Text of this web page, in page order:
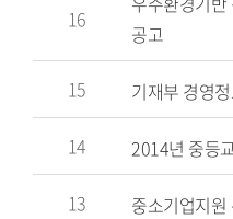
자,
부
일,
16
공고
15 기재부 경영
14 2014년 중등
13 중소기업지원